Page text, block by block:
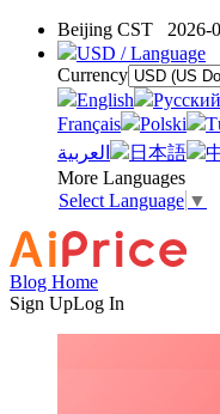
Beijing CST 2026-
USD / Language
Currency
English
Pусский
Français
Polski
العربية
日本語
More Languages
Select Language ▼
Blog Home
Sign UpLog In